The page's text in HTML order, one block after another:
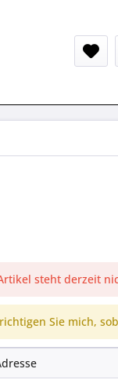
steht derzeit
Sie mich,